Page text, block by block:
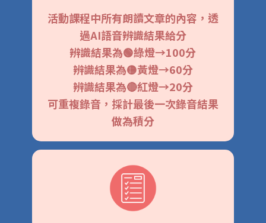
活動課程中所有朗讀文章的內容，透
過AI語音辨識結果給分
辨識結果為🟢綠燈→100分
辨識結果為🟡黃燈→60分
辨識結果為🔴紅燈→20分
可重複錄音，採計最後一次錄音結果
做為積分